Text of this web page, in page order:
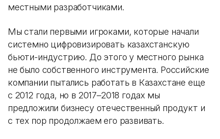
местными разработчиками.
Мы стали первыми игроками, которые начали
системно цифровизировать казахстанскую
бьюти-индустрию. До этого у местного рынка
не было собственного инструмента. Российские
компании пытались работать в Казахстане еще
с 2012 года, но в 2017–2018 годах мы
предложили бизнесу отечественный продукт и
с тех пор продолжаем его развивать.